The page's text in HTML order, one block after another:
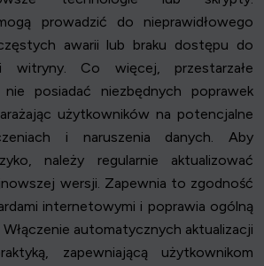
prowadzić do nieprawidłowego
awarii lub braku dostępu do
witryny. Co więcej, przestarzałe
nie posiadać niezbędnych poprawek
użytkowników na potencjalne
i naruszenia danych. Aby
należy regularnie aktualizować
wersji. Zapewnia to zgodność
internetowymi i poprawia ogólną
automatycznych aktualizacji
zapewniającą użytkownikom